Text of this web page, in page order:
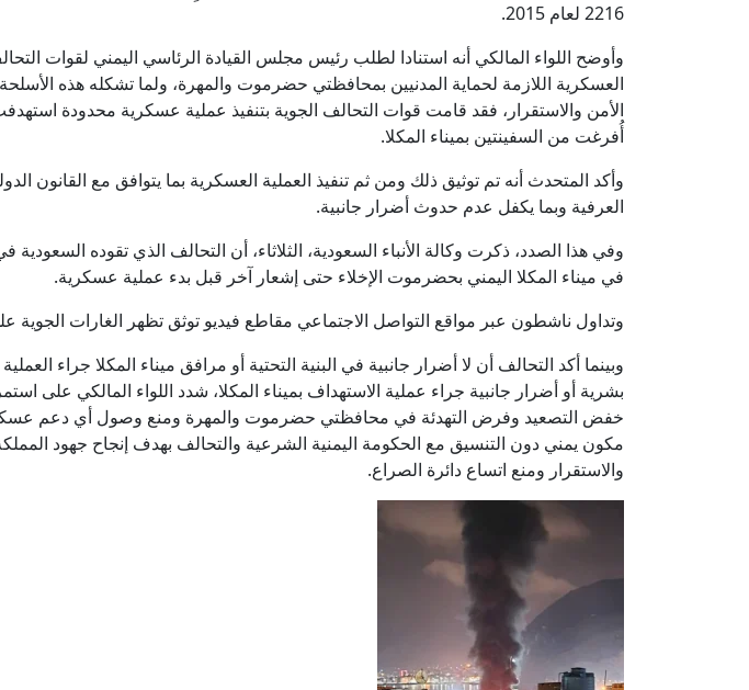
2216 لعام 2015.
وأوضح اللواء المالكي أنه استنادا لطلب رئيس مجلس القيادة الرئاسي اليمني لقوات التحالف
العسكرية اللازمة لحماية المدنيين بمحافظتي حضرموت والمهرة، ولما تشكله هذه
الأمن والاستقرار، فقد قامت قوات التحالف الجوية بتنفيذ عملية عسكرية محدودة
أُفرغت من السفينتين بميناء المكلا.
وأكد المتحدث أنه تم توثيق ذلك ومن ثم تنفيذ العملية العسكرية بما يتوافق مع القانون
العرفية وبما يكفل عدم حدوث أضرار جانبية.
وفي هذا الصدد، ذكرت وكالة الأنباء السعودية، الثلاثاء، أن التحالف الذي تقوده
في ميناء المكلا اليمني بحضرموت الإخلاء حتى إشعار آخر قبل بدء عملية عسكرية.
وتداول ناشطون عبر مواقع التواصل الاجتماعي مقاطع فيديو توثق تظهر الغارات الجوية
وبينما أكد التحالف أن لا أضرار جانبية في البنية التحتية أو مرافق ميناء المكلا جراء
بشرية أو أضرار جانبية جراء عملية الاستهداف بميناء المكلا، شدد اللواء المالكي على
خفض التصعيد وفرض التهدئة في محافظتي حضرموت والمهرة ومنع وصول أي دعم
مكون يمني دون التنسيق مع الحكومة اليمنية الشرعية والتحالف بهدف إنجاح جهود
والاستقرار ومنع اتساع دائرة الصراع.